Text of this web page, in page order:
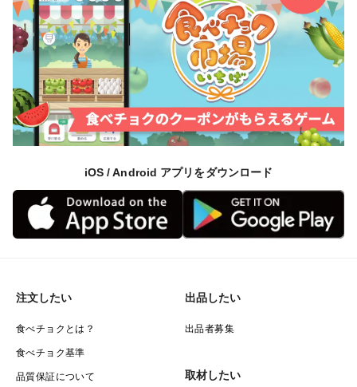
iOS / Android アプリをダウンロード
注文したい
食べチョクとは？
食べチョク基準
品質保証について
出品したい
出品者募集
取材したい